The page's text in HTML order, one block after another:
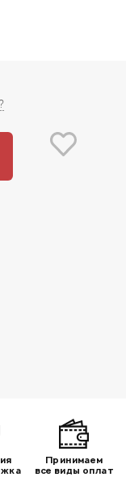
Принимаем
все виды оплат